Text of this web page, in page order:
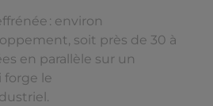
: environ
soit près de 30 à
en parallèle sur un
forge le